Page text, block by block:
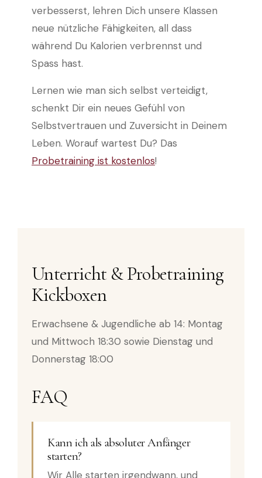
verbesserst, lehren Dich unsere Klassen
neue nützliche Fähigkeiten, all dass
während Du Kalorien verbrennst und
Spass hast.
Lernen wie man sich selbst verteidigt,
schenkt Dir ein neues Gefühl von
Selbstvertrauen und Zuversicht in Deinem
Leben. Worauf wartest Du? Das
Probetraining ist kostenlos!
Unterricht & Probetraining
Kickboxen
Erwachsene & Jugendliche ab 14: Montag
und Mittwoch 18:30 sowie Dienstag und
Donnerstag 18:00
FAQ
Kann ich als absoluter Anfänger
starten?
Wir Alle starten irgendwann, und